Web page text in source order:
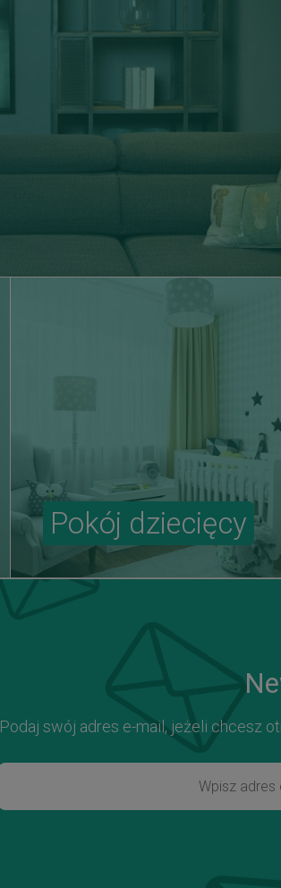
Pokój dziecięcy
Podaj swój adres e-mail, jeżeli chcesz